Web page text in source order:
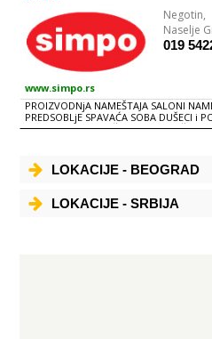
Negotin,
Naselje
019
www.simpo.rs
PROIZVODNjA NAMEŠTAJA SALONI
PREDSOBLjE SPAVAĆA SOBA DUŠECI i
TEPISI RASVETA BAŠTENSKI NAMEŠTAJ
LOKACIJE - BEOGRAD
LOKACIJE - SRBIJA